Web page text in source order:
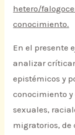
hetero/
conocimiento.
En el presente
analizar
epistémicos y
conocimiento
sexuales,
migratorios, de